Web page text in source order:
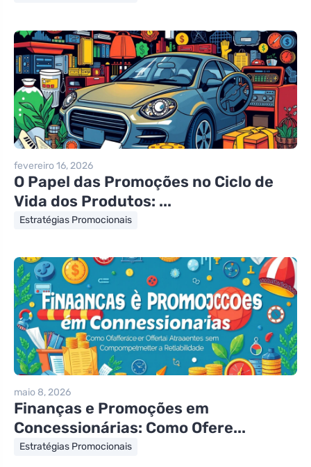
fevereiro 16, 2026
O Papel das Promoções no Ciclo de
Vida dos Produtos: ...
Estratégias Promocionais
maio 8, 2026
Finanças e Promoções em
Concessionárias: Como Ofere...
Estratégias Promocionais